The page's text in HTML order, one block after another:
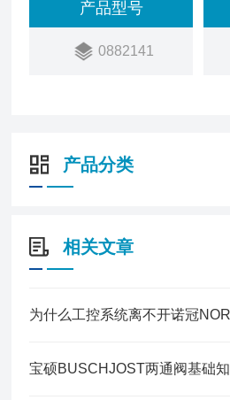
0882141000000000
订货号：
66BF2013
在售
产品型号
0882141
产品分类
相关文章
为什么工控系统离不开诺冠
宝硕BUSCHJOST两通阀基础